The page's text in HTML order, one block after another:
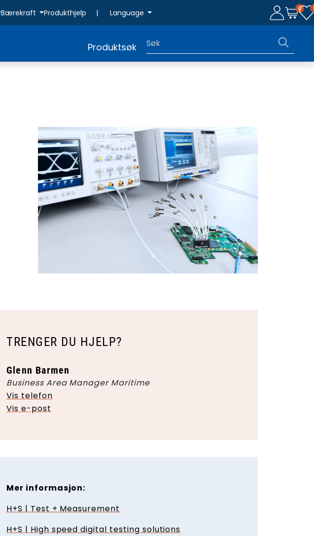
Bærekraft Produkthjelp | Language 0
Produktsøk
TRENGER DU HJELP?
Glenn Barmen
Business Area Manager Maritime
Vis telefon
Vis e-post
Mer informasjon:
H+S | Test + Measurement
H+S | High speed digital testing solutions